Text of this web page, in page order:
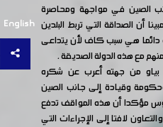
English
الصين في مواجهة ومحاصرة
أن الصداقة التي تربط البلدين
هي سبب كاف لأن يتداعى
مع هذه الدولة الصديقة .
بياو من جهته أعرب عن شكره
وقيادة إلى جانب الصين
مؤكدا أن هذه المواقف تدفع
لافتا إلى الإجراءات التي